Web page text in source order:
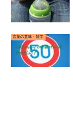
言葉の意味・雑学